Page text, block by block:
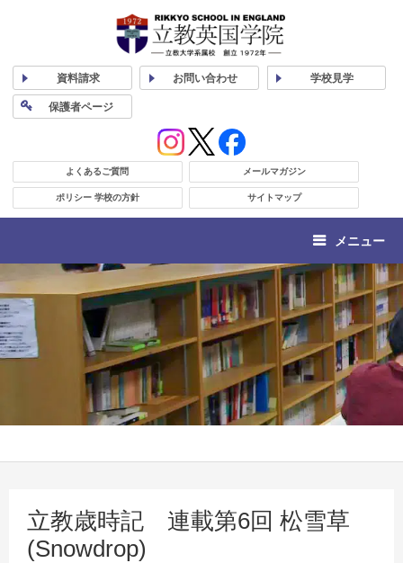
資料請求 お問い合わせ 学校見学
保護者ページ
よくあるご質問 メールマガジン
ポリシー 学校の方針 サイトマップ
メニュー
立教歳時記 連載第6回 松雪草
(Snowdrop)